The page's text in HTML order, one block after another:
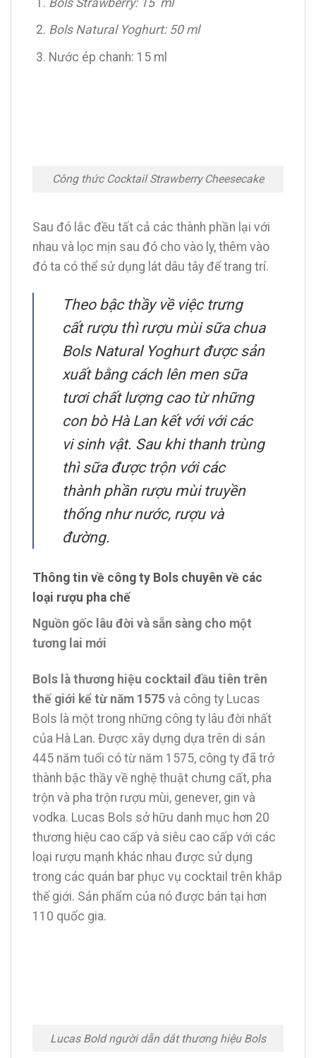
Bols Natural Yoghurt: 50 ml
Nước ép chanh: 15 ml
Công thức Cocktail Strawberry Cheesecake
Sau đó lắc đều tất cả các thành phần lại với
nhau và lọc mịn sau đó cho vào ly, thêm vào
đó ta có thể sử dụng lát dâu tây để trang trí.
Theo bậc thầy về việc trưng
cất rượu thì rượu mùi sữa chua
Bols Natural Yoghurt được sản
xuất bằng cách lên men sữa
tươi chất lượng cao từ những
con bò Hà Lan kết với với các
vi sinh vật. Sau khi thanh trùng
thì sữa được trộn với các
thành phần rượu mùi truyền
thống như nước, rượu và
đường.
Thông tin về công ty Bols chuyên về các
loại rượu pha chế
Nguồn gốc lâu đời và sẵn sàng cho một
tương lai mới
Bols là thương hiệu cocktail đầu tiên trên
thế giới kể từ năm 1575 và công ty Lucas
Bols là một trong những công ty lâu đời nhất
của Hà Lan. Được xây dựng dựa trên di sản
445 năm tuổi có từ năm 1575, công ty đã trở
thành bậc thầy về nghệ thuật chưng cất, pha
trộn và pha trộn rượu mùi, genever, gin và
vodka. Lucas Bols sở hữu danh mục hơn 20
thương hiệu cao cấp và siêu cao cấp với các
loại rượu mạnh khác nhau được sử dụng
trong các quán bar phục vụ cocktail trên khắp
thế giới. Sản phẩm của nó được bán tại hơn
110 quốc gia.
Lucas Bold người dẫn dắt thương hiệu Bols